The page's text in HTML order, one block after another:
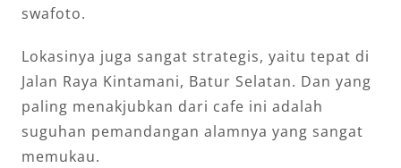
swafoto.
Lokasinya juga sangat strategis, yaitu tepat di
Jalan Raya Kintamani, Batur Selatan. Dan yang
paling menakjubkan dari cafe ini adalah
suguhan pemandangan alamnya yang sangat
memukau.